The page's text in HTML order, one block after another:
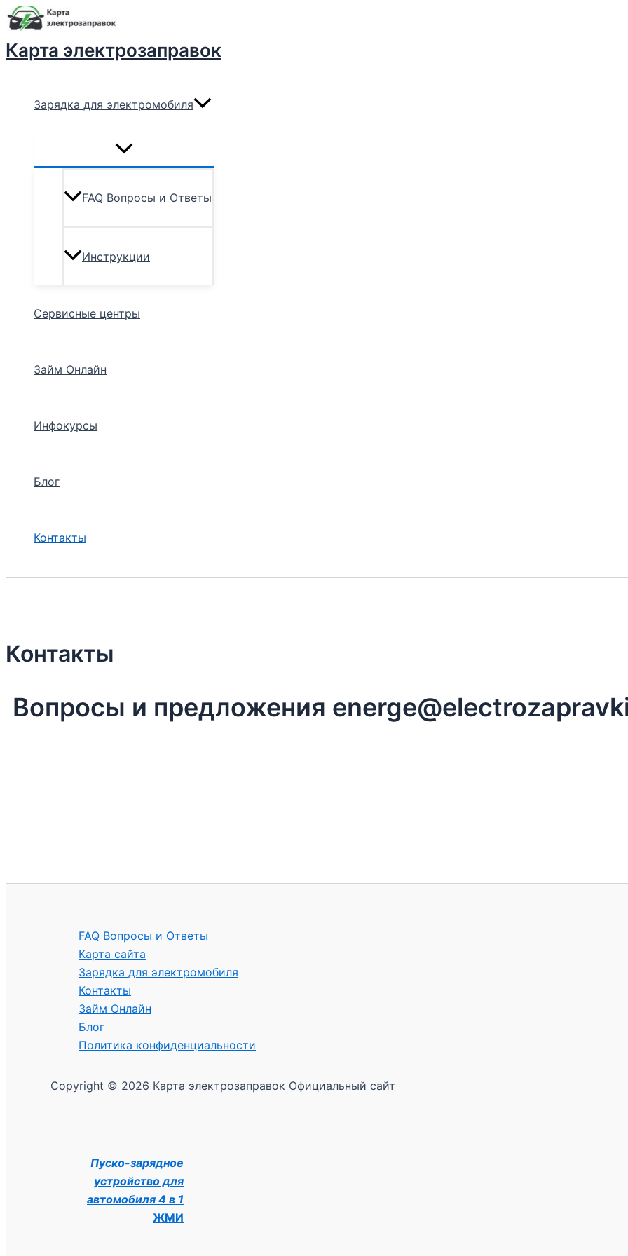
Перейти
к
содержимому
Карта электрозаправок
Зарядка для электромобиля
FAQ Вопросы и Ответы
Инструкции
Сервисные центры
Займ Онлайн
Инфокурсы
Блог
Контакты
Контакты
Вопросы и предложения
FAQ Вопросы и Ответы
Карта сайта
Зарядка для электромобиля
Контакты
Займ Онлайн
Блог
Политика конфиденциальности
Copyright © 2026 Карта электрозаправок Официальный сайт
Пуско-зарядное
устройство для
автомобиля 4 в 1
ЖМИ